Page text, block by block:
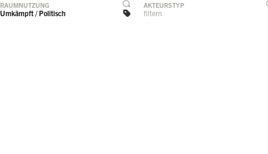
RAUMNUTZUNG
Umkämpft / Politisch
AKTEURSTYP
filtern